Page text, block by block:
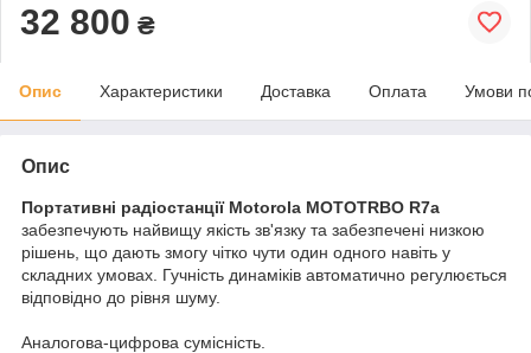
32 800 ₴
Опис Характеристики Доставка Оплата Умови
Опис
Портативні радіостанції Motorola MOTOTRBO R7a
забезпечують найвищу якість зв'язку та забезпечені низкою
рішень, що дають змогу чітко чути один одного навіть у
складних умовах. Гучність динаміків автоматично регулюється
відповідно до рівня шуму.
Аналогова-цифрова сумісність.